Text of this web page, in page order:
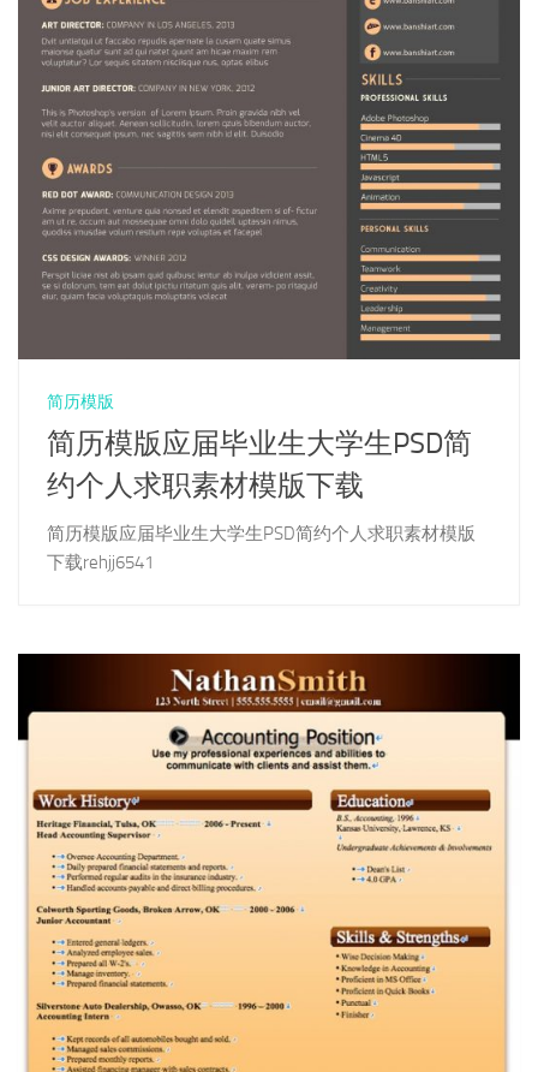
简历模版
简历模版应届毕业生大学生PSD简
约个人求职素材模版下载
简历模版应届毕业生大学生PSD简约个人求职素材模版
下载rehjj6541